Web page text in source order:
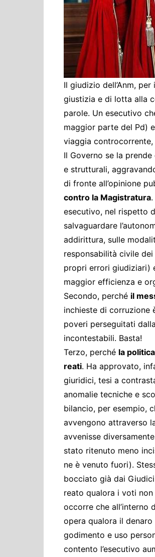
Il giudizio dell’Anm,
giustizia e di lotta alla
parole. Un esecutivo
maggior parte del Pd)
viaggia
Il Governo se la
e strutturali,
di fronte all’opinione
contro la Magistratura
esecutivo, nel rispetto
salvaguardare
addirittura, sulle
responsabilità civile
propri errori giudiziari)
maggior efficienza e
Secondo, perché il
inchieste di corruzione
poveri perseguitati
incontestabili. Basta!
Terzo, perché la
reati. Ha approvato,
giuridici, tesi a
anomalie tecniche e
bilancio, per esempio,
avvengono attraverso
avvenisse
stato ritenuto meno
ne è venuto fuori).
bocciato già dai
reato qualora i voti
occorre che all’interno
opera qualora il
godimento e uso
contento l’esecutivo